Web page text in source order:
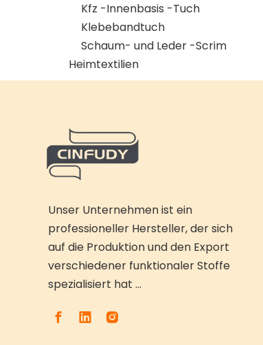
Kfz -Innenbasis -Tuch
Klebebandtuch
Schaum- und Leder -Scrim
Heimtextilien
Unser Unternehmen ist ein
professioneller Hersteller, der sich
auf die Produktion und den Export
verschiedener funktionaler Stoffe
spezialisiert hat ...